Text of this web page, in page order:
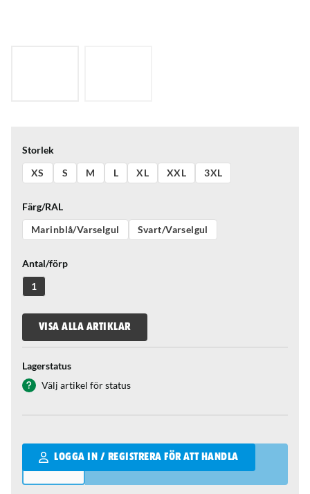
Storlek
XS
S M L XL XXL 3XL
Färg/RAL
Marinblå/Varselgul
Svart/Varselgul
Antal/förp
1
VISA ALLA ARTIKLAR
Lagerstatus
Välj artikel för status
LOGGA IN / REGISTRERA FÖR ATT HANDLA
Qantity